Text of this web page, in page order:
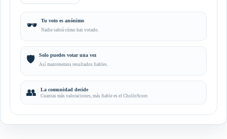
🕶️ Tu voto es anónimo
Nadie sabrá cómo has votado.
🛡️ Solo puedes votar una vez
Así mantenemos resultados fiables.
👥 La comunidad decide
Cuantas más valoraciones, más fiable es el CholloScore.